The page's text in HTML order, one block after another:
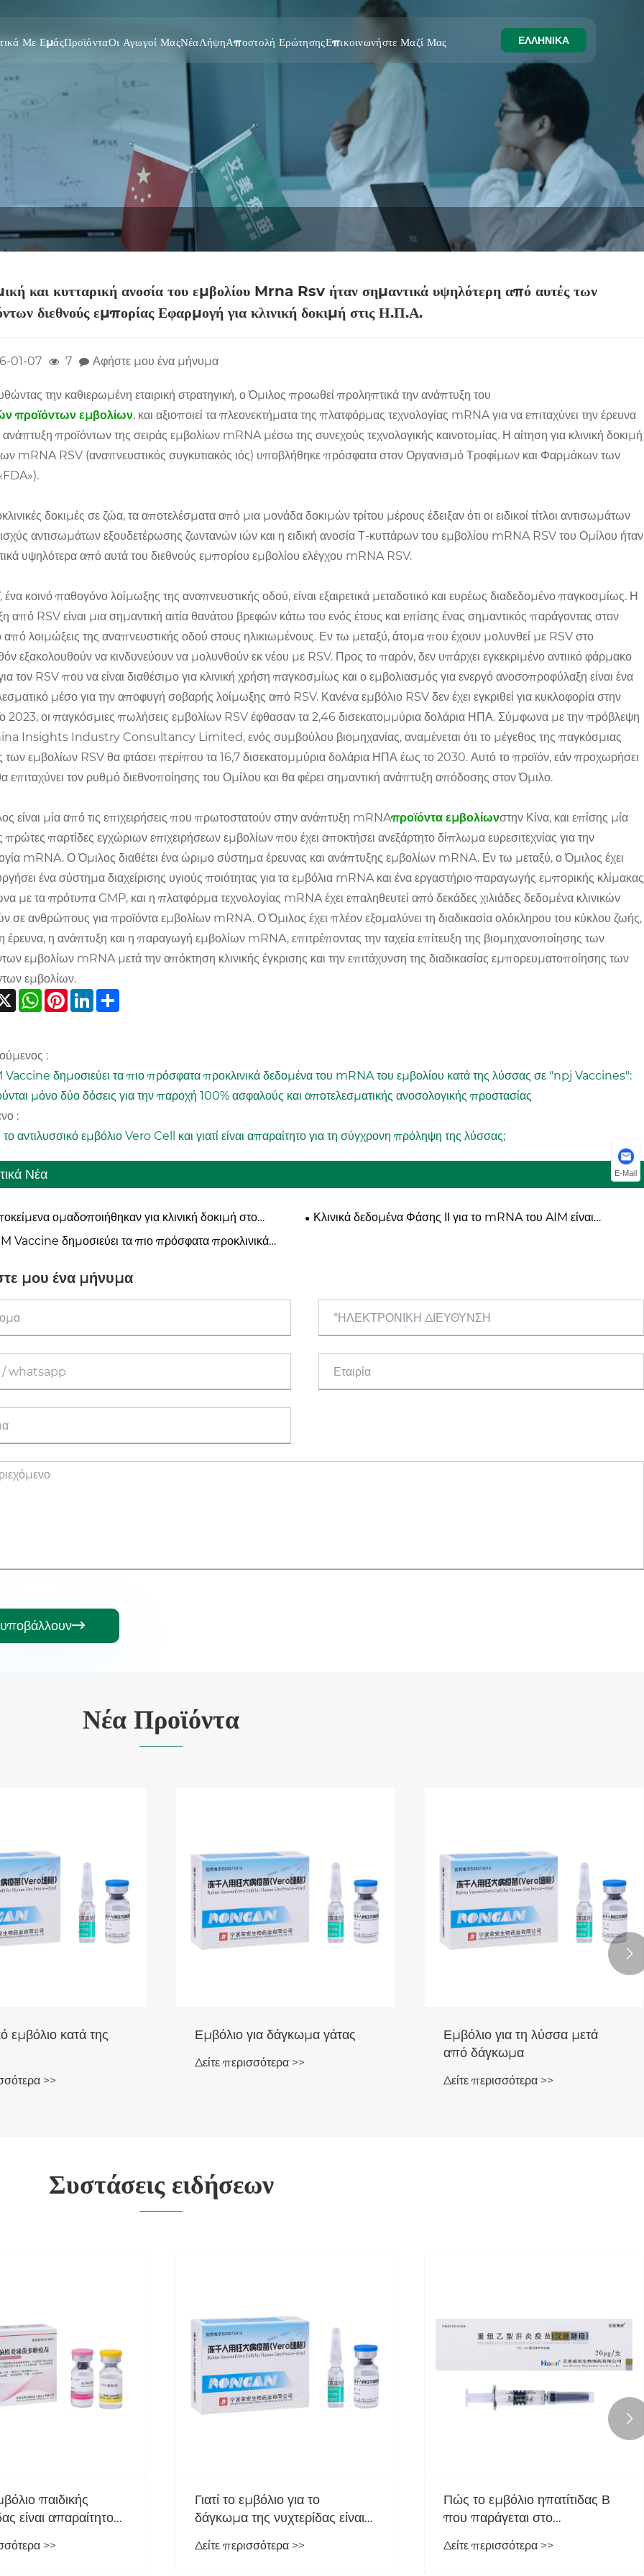
Με ΕμάςΠροϊόνταΟι Αγωγοί ΜαςΝέαΛήψηΑποστολή ΕρώτησηςΕπικοινωνήστε Μαζί Μας ΕΛΛΗΝΙΚΆ
και κυτταρική ανοσία του εμβολίου Mrna Rsv ήταν σημαντικά υψηλότερη από αυτές των
διεθνούς εμπορίας Εφαρμογή για κλινική δοκιμή στις Η.Π.Α.
01-07 7 Αφήστε μου ένα μήνυμα
την καθιερωμένη εταιρική στρατηγική, ο Όμιλος προωθεί προληπτικά την ανάπτυξη του
προϊόντων εμβολίων, και αξιοποιεί τα πλεονεκτήματα της πλατφόρμας τεχνολογίας mRNA για να επιταχύνει την έρευνα
ανάπτυξη προϊόντων της σειράς εμβολίων mRNA μέσω της συνεχούς τεχνολογικής καινοτομίας. Η αίτηση για κλινική δοκιμή
mRNA RSV (αναπνευστικός συγκυτιακός ιός) υποβλήθηκε πρόσφατα στον Οργανισμό Τροφίμων και Φαρμάκων των
δοκιμές σε ζώα, τα αποτελέσματα από μια μονάδα δοκιμών τρίτου μέρους έδειξαν ότι οι ειδικοί τίτλοι αντισωμάτων
αντισωμάτων εξουδετέρωσης ζωντανών ιών και η ειδική ανοσία Τ-κυττάρων του εμβολίου mRNA RSV του Ομίλου ήταν
υψηλότερα από αυτά του διεθνούς εμπορίου εμβολίου ελέγχου mRNA RSV.
κοινό παθογόνο λοίμωξης της αναπνευστικής οδού, είναι εξαιρετικά μεταδοτικό και ευρέως διαδεδομένο παγκοσμίως. Η
από RSV είναι μια σημαντική αιτία θανάτου βρεφών κάτω του ενός έτους και επίσης ένας σημαντικός παράγοντας στον
από λοιμώξεις της αναπνευστικής οδού στους ηλικιωμένους. Εν τω μεταξύ, άτομα που έχουν μολυνθεί με RSV στο
εξακολουθούν να κινδυνεύουν να μολυνθούν εκ νέου με RSV. Προς το παρόν, δεν υπάρχει εγκεκριμένο αντιικό φάρμακο
για τον RSV που να είναι διαθέσιμο για κλινική χρήση παγκοσμίως και ο εμβολιασμός για ενεργό ανοσοπροφύλαξη είναι ένα
μέσο για την αποφυγή σοβαρής λοίμωξης από RSV. Κανένα εμβόλιο RSV δεν έχει εγκριθεί για κυκλοφορία στην
2023, οι παγκόσμιες πωλήσεις εμβολίων RSV έφθασαν τα 2,46 δισεκατομμύρια δολάρια ΗΠΑ. Σύμφωνα με την πρόβλεψη
Insights Industry Consultancy Limited, ενός συμβούλου βιομηχανίας, αναμένεται ότι το μέγεθος της παγκόσμιας
των εμβολίων RSV θα φτάσει περίπου τα 16,7 δισεκατομμύρια δολάρια ΗΠΑ έως το 2030. Αυτό το προϊόν, εάν προχωρήσει
επιταχύνει τον ρυθμό διεθνοποίησης του Ομίλου και θα φέρει σημαντική ανάπτυξη απόδοσης στον Όμιλο.
είναι μία από τις επιχειρήσεις που πρωτοστατούν στην ανάπτυξη mRNAπροϊόντα εμβολίωνστην Κίνα, και επίσης μία
πρώτες παρτίδες εγχώριων επιχειρήσεων εμβολίων που έχει αποκτήσει ανεξάρτητο δίπλωμα ευρεσιτεχνίας για την
mRNA. Ο Όμιλος διαθέτει ένα ώριμο σύστημα έρευνας και ανάπτυξης εμβολίων mRNA. Εν τω μεταξύ, ο Όμιλος έχει
ένα σύστημα διαχείρισης υγιούς ποιότητας για τα εμβόλια mRNA και ένα εργαστήριο παραγωγής εμπορικής κλίμακας
με τα πρότυπα GMP, και η πλατφόρμα τεχνολογίας mRNA έχει επαληθευτεί από δεκάδες χιλιάδες δεδομένα κλινικών
σε ανθρώπους για προϊόντα εμβολίων mRNA. Ο Όμιλος έχει πλέον εξομαλύνει τη διαδικασία ολόκληρου του κύκλου ζωής,
η ανάπτυξη και η παραγωγή εμβολίων mRNA, επιτρέποντας την ταχεία επίτευξη της βιομηχανοποίησης των
εμβολίων mRNA μετά την απόκτηση κλινικής έγκρισης και την επιτάχυνση της διαδικασίας εμπορευματοποίησης των
εμβολίων.
X WhatsApp
Pinterest
LinkedIn
:
Vaccine δημοσιεύει τα πιο πρόσφατα προκλινικά δεδομένα του mRNA του εμβολίου κατά της λύσσας σε "npj Vaccines":
μόνο δύο δόσεις για την παροχή 100% ασφαλούς και αποτελεσματικής ανοσολογικής προστασίας
:
το αντιλυσσικό εμβόλιο Vero Cell και γιατί είναι απαραίτητο για τη σύγχρονη πρόληψη της λύσσας;
Νέα
ομαδοποιήθηκαν για κλινική δοκιμή στο
συζευγμένο εμβόλιο μηνιγγιτιδοκοκκικού (MCV4) —
βασικό προϊόν του εμβολίου AIM
Κλινικά δεδομένα Φάσης ΙΙ για το mRNA του AIM είναι
Vaccine δημοσιεύει τα πιο πρόσφατα προκλινικά
Απαιτούνται μόνο δύο δόσεις για την παροχή 100%
και αποτελεσματικής ανοσολογικής προστασίας
μου ένα μήνυμα
υποβάλλουν
Νέα Προϊόντα
τύπου Α
Εμβόλια για περισσότερους
ορότυπους
Ενδομυϊκό εμβόλιο κατά της
λύσσας
Δείτε περισσότερα >>

Συστάσεις ειδήσεων
Γιατί το εμβόλιο παιδικής
μηνιγγίτιδας είναι απαραίτητο
προστασία;
Δείτε περισσότερα >>
Γιατί το εμβόλιο για το
δάγκωμα της νυχτερίδας είναι
Δείτε περισσότερα >>
Πώς το εμβόλιο
που παράγεται στο
παρέχει ασφαλέστερη και
Δείτε περισσότερα >>

E-Mail